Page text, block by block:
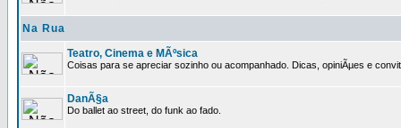
Na Rua
Teatro, Cinema e MÃºsica
Coisas para se apreciar sozinho ou acompanhado. Dicas, opiniÃµes e
DanÃ§a
Do ballet ao street, do funk ao fado.